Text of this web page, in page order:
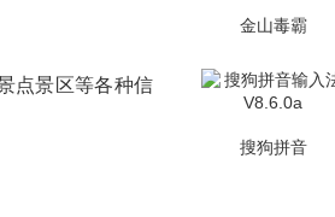
点景区等各种信
金山毒霸
搜狗拼音